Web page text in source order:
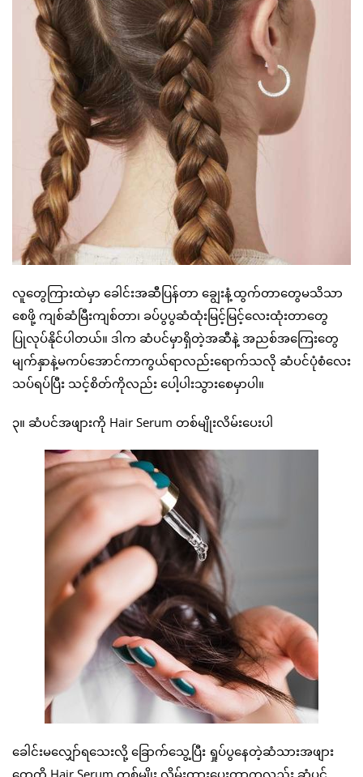
လူတွေကြားထဲမှာ ခေါင်းအဆီပြန်တာ ချွေးနံ့ထွက်တာတွေမသိသာ
စေဖို့ ကျစ်ဆံမြီးကျစ်တာ၊ ခပ်ပွပွဆံထုံးမြင့်မြင့်လေးထုံးတာတွေ
ပြုလုပ်နိုင်ပါတယ်။ ဒါက ဆံပင်မှာရှိတဲ့အဆီနဲ့ အညစ်အကြေးတွေ
မျက်နှာနဲ့မကပ်အောင်ကာကွယ်ရာလည်းရောက်သလို ဆံပင်ပုံစံလေး
သပ်ရပ်ပြီး သင့်စိတ်ကိုလည်း ပေါ့ပါးသွားစေမှာပါ။
၃။ ဆံပင်အဖျားကို Hair Serum တစ်မျိုးလိမ်းပေးပါ
ခေါင်းမလျှော်ရသေးလို့ ခြောက်သွေ့ပြီး ရှုပ်ပွနေတဲ့ဆံသားအဖျား